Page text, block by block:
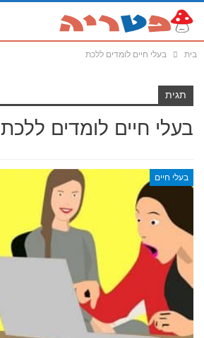
בית בעלי חיים לומדים ללכת
תגית
בעלי חיים לומדים ללכת
בעלי חיים